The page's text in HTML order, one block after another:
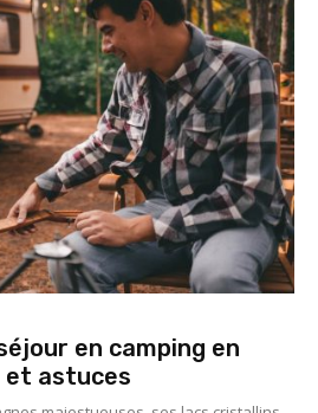
en camping en
et astuces